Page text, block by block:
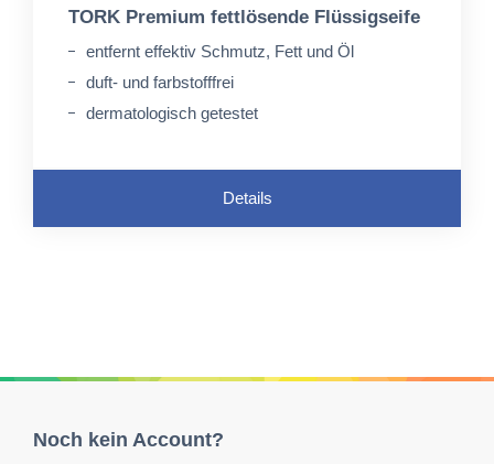
TORK Premium fettlösende Flüssigseife
entfernt effektiv Schmutz, Fett und Öl
duft- und farbstofffrei
dermatologisch getestet
Details
Noch kein Account?